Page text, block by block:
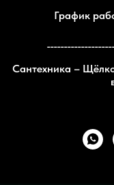
График
Сантехника –